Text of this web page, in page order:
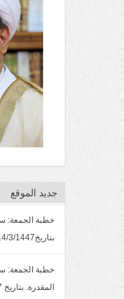
جديد الموقع
بتاريخ4/3/1447. سماحة الشيخ مصطفى المرهون